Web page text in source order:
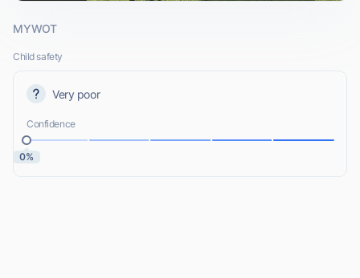
MYWOT
Child safety
Very poor
Confidence
0%